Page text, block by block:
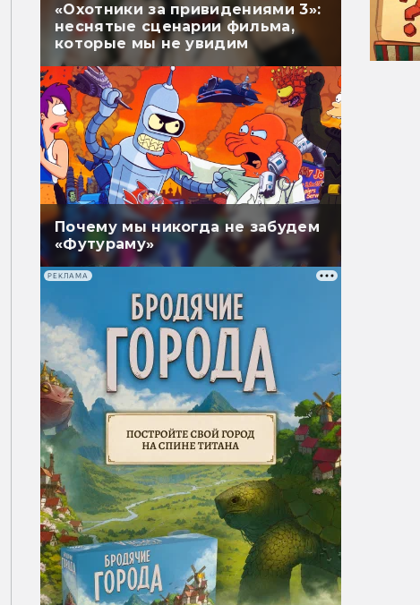
«Охотники за привидениями 3»:
неснятые сценарии фильма,
которые мы не увидим
Почему мы никогда не забудем
«Футураму»
РЕКЛАМА